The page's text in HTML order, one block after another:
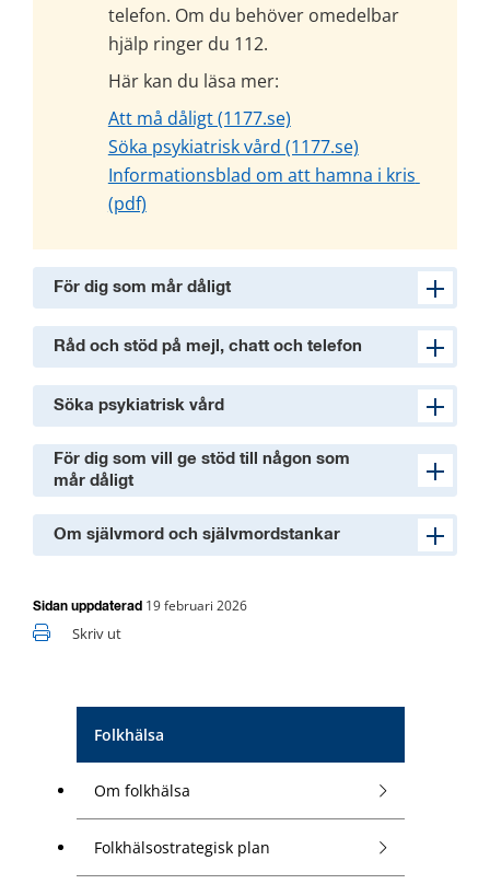
Folkhälsa
Om folkhälsa
Folkhälsostrategisk plan
telefon. Om du behöver omedelbar
hjälp ringer du 112.
Här kan du läsa mer:
Att må dåligt (1177.se)
Söka psykiatrisk vård (1177.se)
Informationsblad om att hamna i kris
(pdf)pdf, 190 kB.
För dig som mår dåligt
Råd och stöd på mejl, chatt och telefon
Söka psykiatrisk vård
För dig som vill ge stöd till någon som
mår dåligt
Om självmord och självmordstankar
Sidan uppdaterad 19 februari 2026
Skriv ut